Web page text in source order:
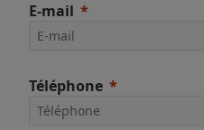
E-mail
Téléphone